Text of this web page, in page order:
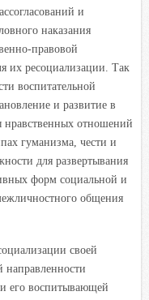
и
наказания
правовой
их ресоциализации. Так
воспитательной
и развитие в
нравственных отношений
гуманизма, чести и
для развертывания
форм социальной и
общения
своей
направленности
его воспитывающей